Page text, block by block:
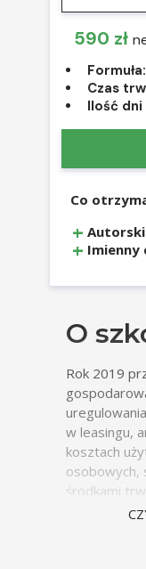
590 zł
Formuła:
Czas
Ilość
Co
O
Rok 2019
w leasingu,
kosztach
osobowych,
środkami
Zdobyte